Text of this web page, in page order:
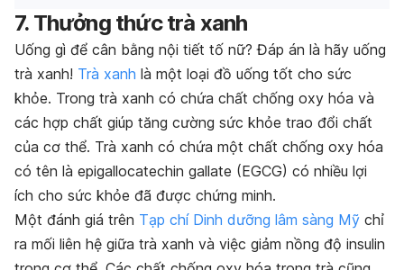
7. Thưởng thức trà xanh
Uống gì để cân bằng nội tiết tố nữ? Đáp án là hãy uống
trà xanh! Trà xanh là một loại đồ uống tốt cho sức
khỏe. Trong trà xanh có chứa chất chống oxy hóa và
các hợp chất giúp tăng cường sức khỏe trao đổi chất
của cơ thể. Trà xanh có chứa một chất chống oxy hóa
có tên là epigallocatechin gallate (EGCG) có nhiều lợi
ích cho sức khỏe đã được chứng minh.
Một đánh giá trên Tạp chí Dinh dưỡng lâm sàng Mỹ chỉ
ra mối liên hệ giữa trà xanh và việc giảm nồng độ insulin